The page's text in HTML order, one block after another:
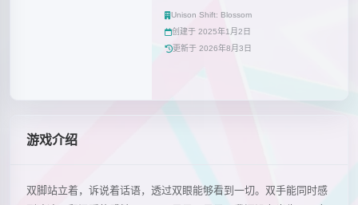
Unison Shift: Blossom
创建于 2025年1月2日
更新于 2026年8月3日
游戏介绍
双脚站立着，诉说着话语，透过双眼能够看到一切。双手能同时感